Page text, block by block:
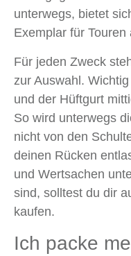
unterwegs, bietet
Exemplar für Touren
Für jeden Zweck
zur Auswahl.
und der Hüftgurt
So wird unterwegs
nicht von den
deinen Rücken
und Wertsachen
sind, solltest du dir
kaufen.
Ich packe